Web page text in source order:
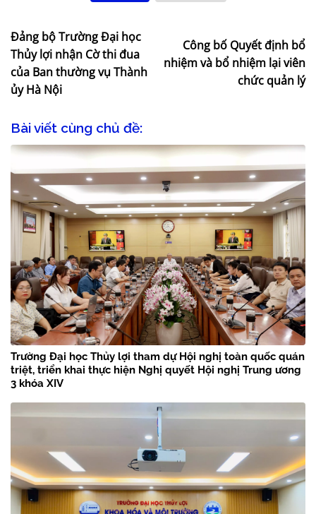
Đảng bộ Trường Đại học
Thủy lợi nhận Cờ thi đua
của Ban thường vụ Thành
ủy Hà Nội
Công bố Quyết định bổ
nhiệm và bổ nhiệm lại viên
chức quản lý
Bài viết cùng chủ đề:
Trường Đại học Thủy lợi tham dự Hội nghị toàn quốc quán
triệt, triển khai thực hiện Nghị quyết Hội nghị Trung ương
3 khóa XIV